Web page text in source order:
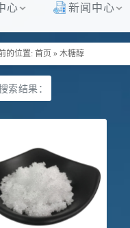
心 新闻中心
的位置: 首页 » 木糖醇
索结果：